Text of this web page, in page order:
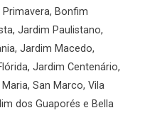
Bonfim
Jardim Paulistano,
Jardim Macedo,
Jardim Centenário,
San Marco, Vila
dos Guaporés e Bella